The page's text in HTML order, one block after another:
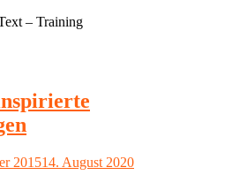
201514. August 2020